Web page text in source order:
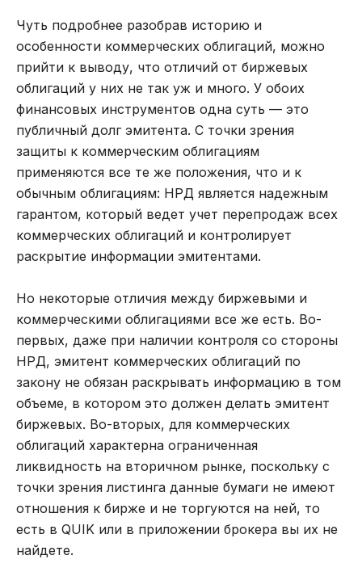
Чуть подробнее разобрав историю и
особенности коммерческих облигаций, можно
прийти к выводу, что отличий от биржевых
облигаций у них не так уж и много. У обоих
финансовых инструментов одна суть — это
публичный долг эмитента. С точки зрения
защиты к коммерческим облигациям
применяются все те же положения, что и к
обычным облигациям: НРД является надежным
гарантом, который ведет учет перепродаж всех
коммерческих облигаций и контролирует
раскрытие информации эмитентами.
Но некоторые отличия между биржевыми и
коммерческими облигациями все же есть. Во-
первых, даже при наличии контроля со стороны
НРД, эмитент коммерческих облигаций по
закону не обязан раскрывать информацию в том
объеме, в котором это должен делать эмитент
биржевых. Во-вторых, для коммерческих
облигаций характерна ограниченная
ликвидность на вторичном рынке, поскольку с
точки зрения листинга данные бумаги не имеют
отношения к бирже и не торгуются на ней, то
есть в QUIK или в приложении брокера вы их не
найдете.